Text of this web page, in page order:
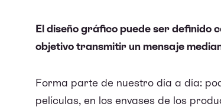
El diseño gráfico puede ser definido
objetivo transmitir un mensaje
Forma parte de nuestro día a día:
películas, en los envases de los